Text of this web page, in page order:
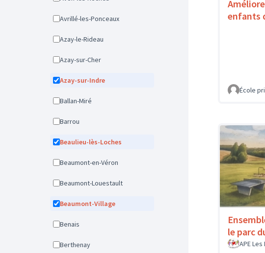
Avrillé-les-Ponceaux
Azay-le-Rideau
Azay-sur-Cher
Azay-sur-Indre
Ballan-Miré
Barrou
Beaulieu-lès-Loches
Beaumont-en-Véron
Beaumont-Louestault
Beaumont-Village
Benais
Berthenay
enfants
École
le parc
APE